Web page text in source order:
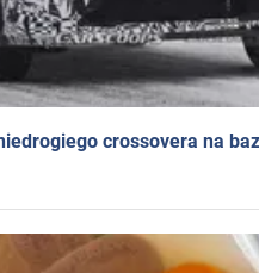
crossovera na